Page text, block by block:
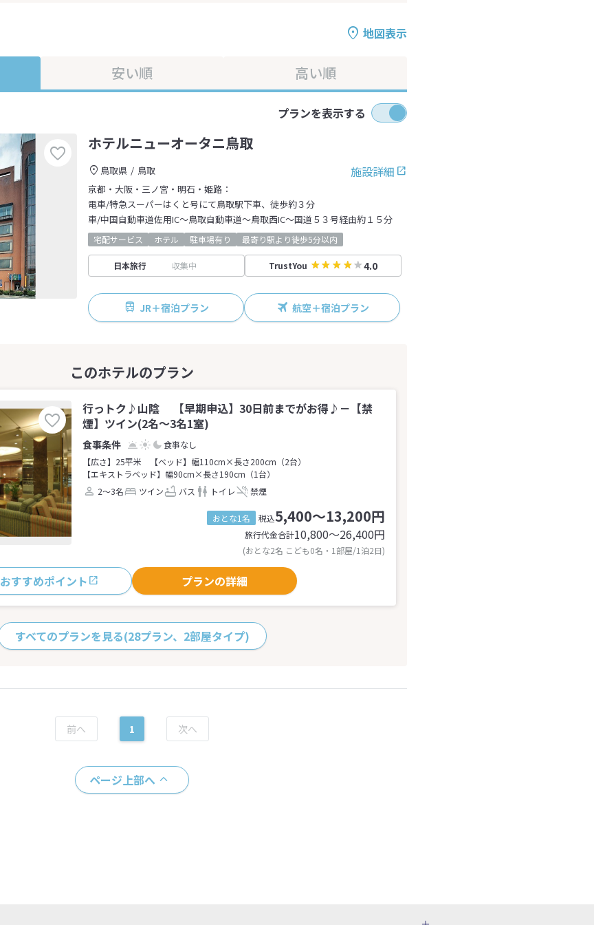
地図表示
安い順 高い順
プランを表示する
ホテルニューオータニ鳥取
施設詳細
鳥取県
鳥取
京都・大阪・三ノ宮・明石・姫路：
電車/特急スーパーはくと号にて鳥取駅下車、徒歩約３分
車/中国自動車道佐用IC～鳥取自動車道～鳥取西IC～国道５３号経由約１５分
宅配サービス ホテル 駐車場有り 最寄り駅より徒歩5分以内
日本旅行 収集中 TrustYou 4.0
JR＋宿泊プラン 航空＋宿泊プラン
行っトク♪山陰 【早期申込】30日前までがお得♪－【禁
煙】ツイン(2名～3名1室)
食事なし
【広さ】25平米
【ベッド】幅110cm×長さ200cm（2台）
【エキストラベッド】幅90cm×長さ190cm（1台）
2～3名
ツイン バス トイレ 禁煙
おとな1名 税込5,400～13,200円
旅行代金合計10,800〜26,400円
(おとな2名 こども0名・1部屋/1泊2日)
おすすめポイント プランの詳細
すべてのプランを見る(28プラン、2部屋タイプ)
1
ページ上部へ